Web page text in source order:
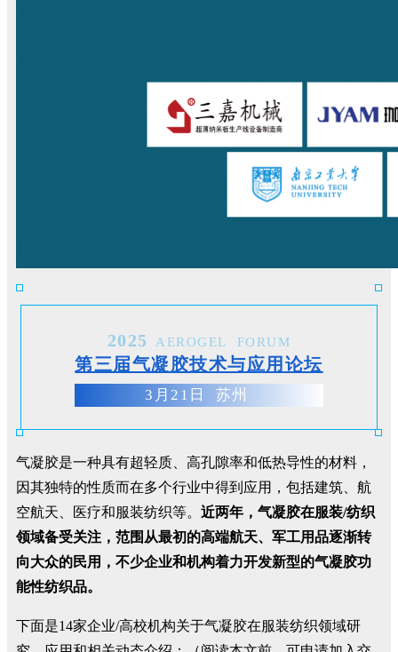
2025 AEROGEL FORUM
第三届气凝胶技术与应用论坛
3月21日 苏州
气凝胶是一种具有超轻质、高孔隙率和低热导性的材料，
因其独特的性质而在多个行业中得到应用，包括建筑、航
空航天、医疗和服装纺织等。 近两年，气凝胶在服装/纺织
领域备受关注，范围从最初的高端航天、军工用品逐渐转
向大众的民用，不少企业和机构着力开发新型的气凝胶功
能性纺织品。
下面是14家企业/高校机构关于气凝胶在服装纺织领域研